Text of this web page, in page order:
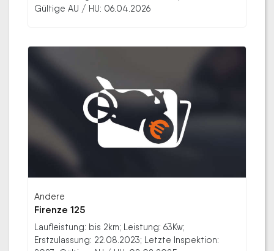
Gültige AU / HU: 06.04.2026
Andere
Firenze 125
Laufleistung: bis 2km; Leistung: 63Kw;
Erstzulassung: 22.08.2023; Letzte Inspektion: